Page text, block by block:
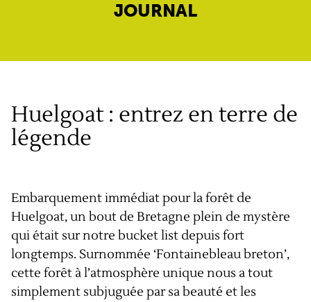
JOURNAL
Huelgoat : entrez en terre de
légende
Embarquement immédiat pour la forêt de
Huelgoat, un bout de Bretagne plein de mystère
qui était sur notre bucket list depuis fort
longtemps. Surnommée ‘Fontainebleau breton’,
cette forêt à l’atmosphère unique nous a tout
simplement subjuguée par sa beauté et les